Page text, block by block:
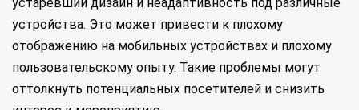
устаревший дизайн и неадаптивность под различные
устройства. Это может привести к плохому
отображению на мобильных устройствах и плохому
пользовательскому опыту. Такие проблемы могут
оттолкнуть потенциальных посетителей и снизить